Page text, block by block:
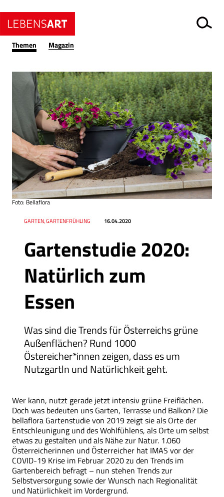
Themen Magazin
Gartenstudie 2020:
Natürlich zum
Essen
Was sind die Trends für Österreichs grüne
Außenflächen? Rund 1000
Östereicher*innen zeigen, dass es um
Nutzgartln und Natürlichkeit geht.
Datum 16.04.2020
RessortGARTEN, GARTENFRÜHLING
Foto: Bellaflora
Wer kann, nutzt gerade jetzt intensiv grüne Freiflächen.
Doch was bedeuten uns Garten, Terrasse und Balkon? Die
bellaflora Gartenstudie von 2019 zeigt sie als Orte der
Entschleunigung und des Wohlfühlens, als Orte um selbst
etwas zu gestalten und als Nähe zur Natur. 1.060
Österreicherinnen und Österreicher hat IMAS vor der
COVID-19 Krise im Februar 2020 zu den Trends im
Gartenbereich befragt – nun stehen Trends zur
Selbstversorgung sowie der Wunsch nach Regionalität
und Natürlichkeit im Vordergrund.